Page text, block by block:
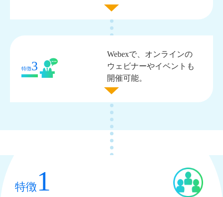
特徴3
Webexで、オンラインの
ウェビナーやイベントも
開催可能。
特徴 1